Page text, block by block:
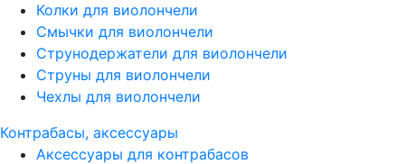
Колки для виолончели
Смычки для виолончели
Струнодержатели для виолончели
Струны для виолончели
Чехлы для виолончели
Контрабасы, аксессуары
Аксессуары для контрабасов